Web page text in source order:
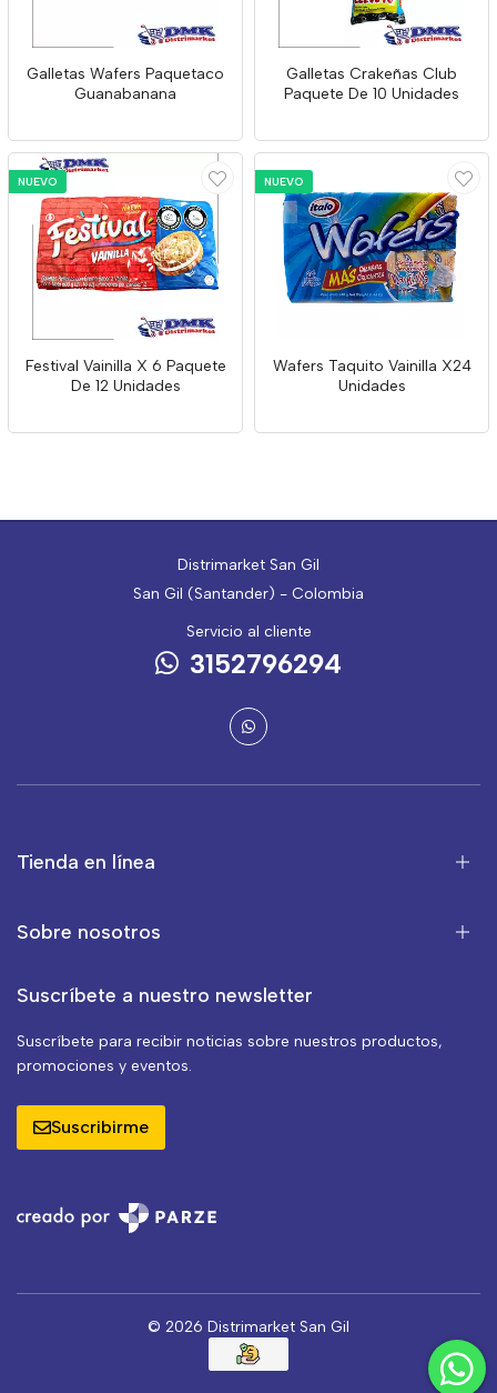
Galletas Wafers Paquetaco
Guanabanana
Galletas Crakeñas Club
Paquete De 10 Unidades
NUEVO
Festival Vainilla X 6 Paquete
De 12 Unidades
NUEVO
Wafers Taquito Vainilla X24
Unidades
Distrimarket San Gil
San Gil (Santander) - Colombia
Servicio al cliente
3152796294
Tienda en línea
Sobre nosotros
Suscríbete a nuestro newsletter
Suscríbete para recibir noticias sobre nuestros productos,
promociones y eventos.
Suscribirme
© 2026 Distrimarket San Gil